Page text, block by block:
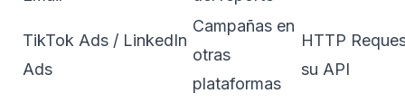
TikTok Ads / LinkedIn
Ads
Campañas en
otras
plataformas
HTTP
su API